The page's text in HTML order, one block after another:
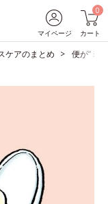
マイページ
0
カート
ケアのまとめ 便が“ミ